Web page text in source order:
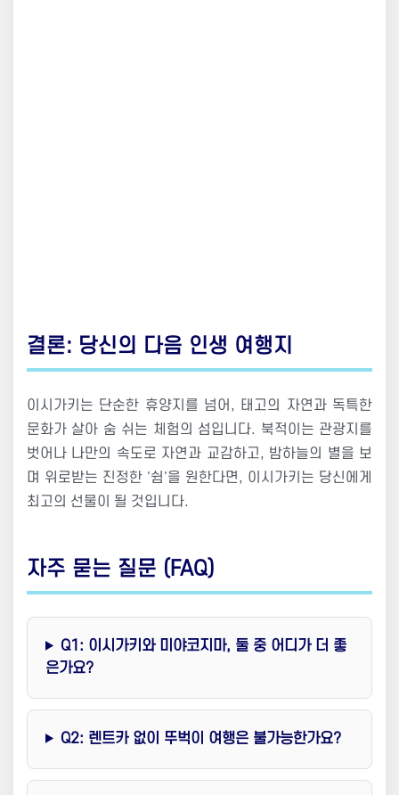
결론: 당신의 다음 인생 여행지
이시가키는 단순한 휴양지를 넘어, 태고의 자연과 독특한
문화가 살아 숨 쉬는 체험의 섬입니다. 북적이는 관광지를
벗어나 나만의 속도로 자연과 교감하고, 밤하늘의 별을 보
며 위로받는 진정한 '쉼'을 원한다면, 이시가키는 당신에게
최고의 선물이 될 것입니다.
자주 묻는 질문 (FAQ)
Q1: 이시가키와 미야코지마, 둘 중 어디가 더 좋
은가요?
Q2: 렌트카 없이 뚜벅이 여행은 불가능한가요?